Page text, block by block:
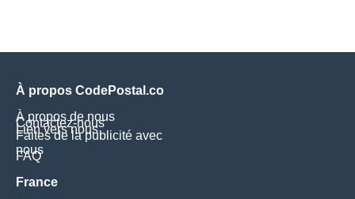
À propos CodePostal.co
À propos de nous
Contactez-nous
Lien vers nous
Faites de la publicité avec
nous
FAQ
France